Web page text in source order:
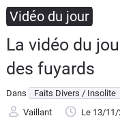
Essais
Guide
d'achat
Electriques
Vidéo du jour
La vidéo du
des fuyards
Dans Faits Divers / Insolite
Vaillant
Le 13/